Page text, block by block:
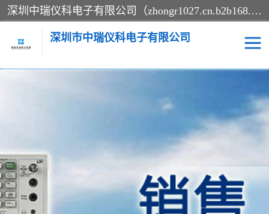
深圳中瑞仪科电子有限公司（zhongr1027.cn.b2b168.com）主要从事回收二手仪器，工厂仪器，回收示波器，KeysightE4980A，FLUKE754，MT8852B，IFR3920，Agilent N4010A，MT8852B等业务，全国统一热线：13570873835。深圳中瑞仪科电子有限公司整批或单出，专业评估高价回收工厂闲置仪器。
深圳市中瑞仪科电子有限公司
测试仪
信号发生器
电阻-功率计 频谱分析仪
万用表 综合测试仪